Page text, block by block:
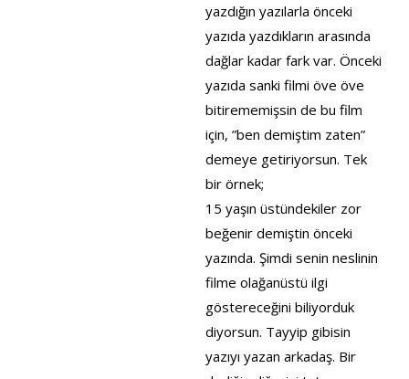
yazdığın yazılarla önceki
yazıda yazdıkların arasında
dağlar kadar fark var. Önceki
yazıda sanki filmi öve öve
bitirememişsin de bu film
için, ”ben demiştim zaten”
demeye getiriyorsun. Tek
bir örnek;
15 yaşın üstündekiler zor
beğenir demiştin önceki
yazında. Şimdi senin neslinin
filme olağanüstü ilgi
göstereceğini biliyorduk
diyorsun. Tayyip gibisin
yazıyı yazan arkadaş. Bir